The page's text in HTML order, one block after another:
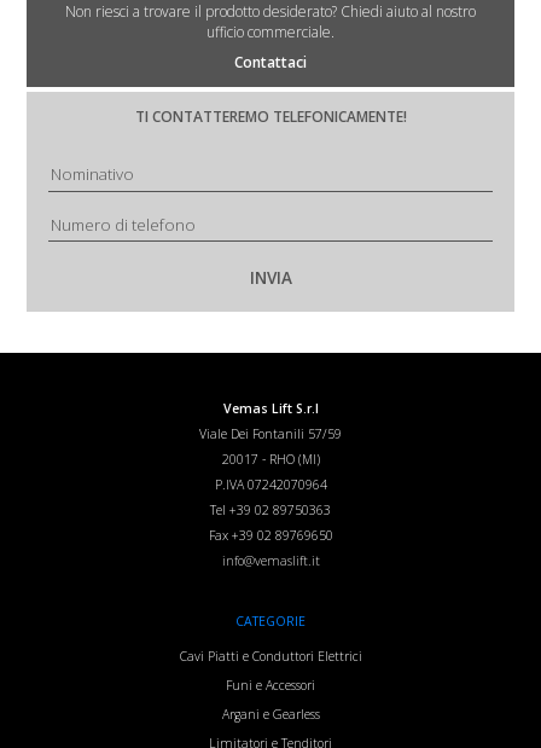
Non riesci a trovare il prodotto desiderato? Chiedi aiuto al nostro
ufficio commerciale.
Contattaci
TI CONTATTEREMO TELEFONICAMENTE!
Vemas Lift S.r.l
Viale Dei Fontanili 57/59
20017 - RHO (MI)
P.IVA 07242070964
Tel +39 02 89750363
Fax +39 02 89769650
info@vemaslift.it
CATEGORIE
Cavi Piatti e Conduttori Elettrici
Funi e Accessori
Argani e Gearless
Limitatori e Tenditori